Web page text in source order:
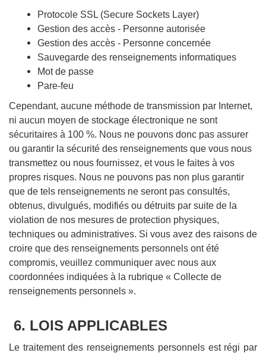
Protocole SSL (Secure Sockets Layer)
Gestion des accès - Personne autorisée
Gestion des accès - Personne concernée
Sauvegarde des renseignements informatiques
Mot de passe
Pare-feu
Cependant, aucune méthode de transmission par Internet,
ni aucun moyen de stockage électronique ne sont
sécuritaires à 100 %. Nous ne pouvons donc pas assurer
ou garantir la sécurité des renseignements que vous nous
transmettez ou nous fournissez, et vous le faites à vos
propres risques. Nous ne pouvons pas non plus garantir
que de tels renseignements ne seront pas consultés,
obtenus, divulgués, modifiés ou détruits par suite de la
violation de nos mesures de protection physiques,
techniques ou administratives. Si vous avez des raisons de
croire que des renseignements personnels ont été
compromis, veuillez communiquer avec nous aux
coordonnées indiquées à la rubrique « Collecte de
renseignements personnels ».
6. LOIS APPLICABLES
Le traitement des renseignements personnels est régi par